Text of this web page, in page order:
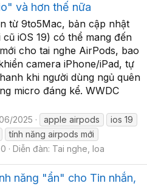
và hơn thế nữa
từ 9to5Mac, bản cập nhật
iOS 19) có thể mang đến
cho tai nghe AirPods, bao
camera iPhone/iPad, tự
khi người dùng ngủ quên
micro đáng kể. WWDC
2025 apple airpods
ios 19
tính năng airpods mới
Diễn đàn: Tai nghe, loa
năng "ẩn" cho Tin nhắn,